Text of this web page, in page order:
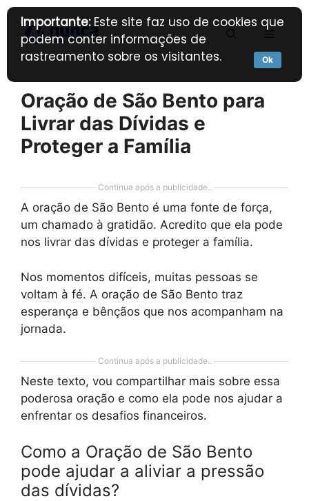
Pular
para
conteúdo
Oração de São Bento para
Livrar das Dívidas e
Proteger a Família
Continua após a publicidade..
A oração de São Bento é uma fonte de força,
um chamado à gratidão. Acredito que ela pode
nos livrar das dívidas e proteger a família.
Nos momentos difíceis, muitas pessoas se
voltam à fé. A oração de São Bento traz
esperança e bênçãos que nos acompanham na
jornada.
Continua após a publicidade..
Neste texto, vou compartilhar mais sobre essa
poderosa oração e como ela pode nos ajudar a
enfrentar os desafios financeiros.
Como a Oração de São Bento
pode ajudar a aliviar a pressão
das dívidas?
Importante:Este site faz uso de cookies que
podem conter informações de
rastreamento sobre os visitantes.
Ok